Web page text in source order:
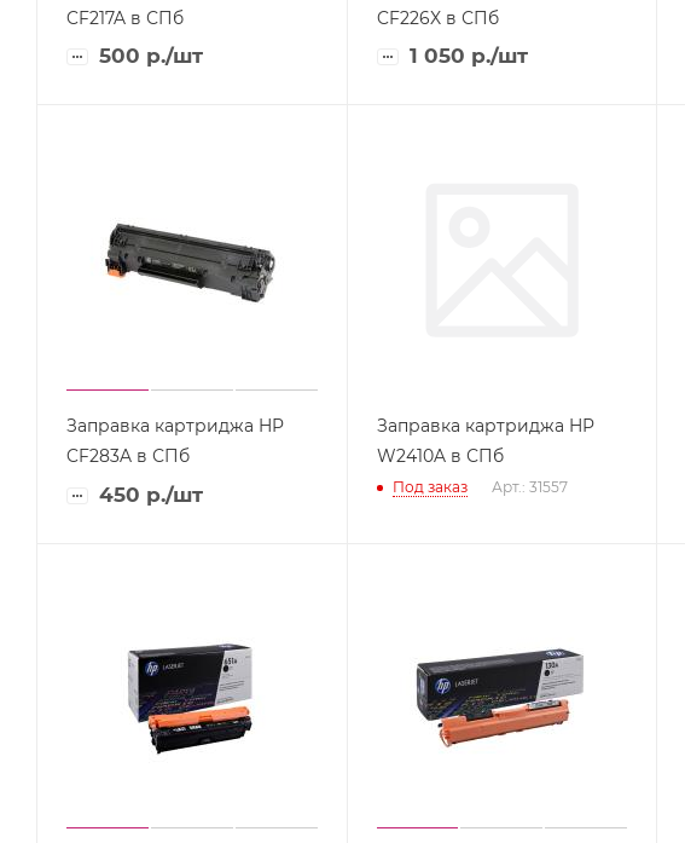
CF217A в СПб
500 р./шт
CF226X в СПб
1 050 р./шт
Заправка картриджа HP
CF283A в СПб
450 р./шт
Заправка картриджа HP
W2410A в СПб
Под заказ Арт.: 31557